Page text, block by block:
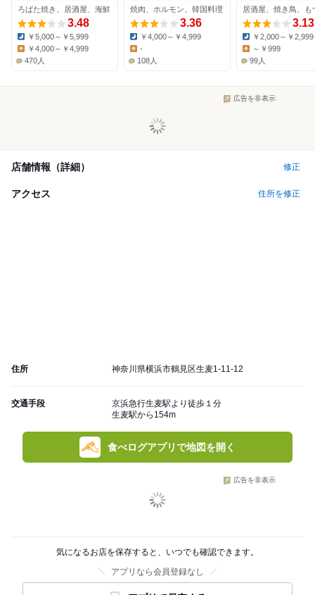
ろばた焼き、居酒屋、海鮮
3.48
Dinner:
￥5,000～￥5,999
￥4,000～￥4,999
470人
焼肉、ホルモン、韓国料理
3.36
Dinner:
￥4,000～￥4,999
-
108人
居酒屋、焼き鳥、も
3.13
Dinner:
￥2,000～￥2,999
Lunch:
～￥999
99人
広告を非表示
店舗情報（詳細） 修正
アクセス 住所を修正
住所 神奈川県横浜市鶴見区生麦1-11-12
交通手段
京浜急行生麦駅より徒歩１分
生麦駅から154m
食べログアプリで地図を開く
広告を非表示
気になるお店を保存すると、いつでも確認できます。
アプリなら会員登録なし